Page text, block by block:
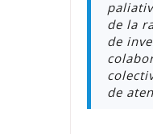
de la
de
de